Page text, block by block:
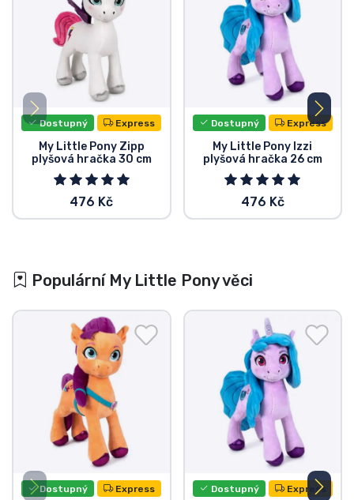
Dostupný Express
My Little Pony Zipp
plyšová hračka 30 cm
476 Kč
Dostupný Express
My Little Pony Izzi
plyšová hračka 26 cm
476 Kč
Populární My Little Pony věci
Dostupný Express Dostupný Express